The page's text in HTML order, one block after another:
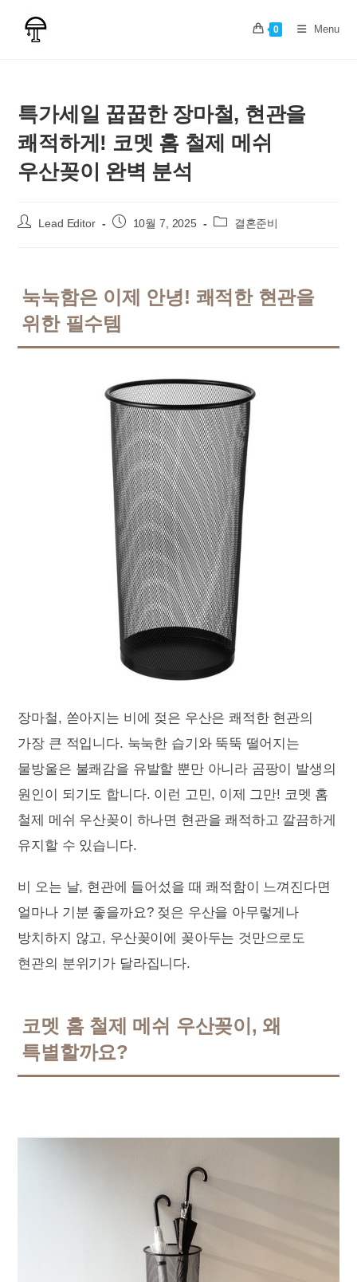
0 Menu
특가세일 꿉꿉한 장마철, 현관을
쾌적하게! 코멧 홈 철제 메쉬
우산꽂이 완벽 분석
Post Lead Editor
Post 10월 7, 2025
Post 결혼준비
눅눅함은 이제 안녕! 쾌적한 현관을
위한 필수템
장마철, 쏟아지는 비에 젖은 우산은 쾌적한 현관의
가장 큰 적입니다. 눅눅한 습기와 뚝뚝 떨어지는
물방울은 불쾌감을 유발할 뿐만 아니라 곰팡이 발생의
원인이 되기도 합니다. 이런 고민, 이제 그만! 코멧 홈
철제 메쉬 우산꽂이 하나면 현관을 쾌적하고 깔끔하게
유지할 수 있습니다.
비 오는 날, 현관에 들어섰을 때 쾌적함이 느껴진다면
얼마나 기분 좋을까요? 젖은 우산을 아무렇게나
방치하지 않고, 우산꽂이에 꽂아두는 것만으로도
현관의 분위기가 달라집니다.
코멧 홈 철제 메쉬 우산꽂이, 왜
특별할까요?